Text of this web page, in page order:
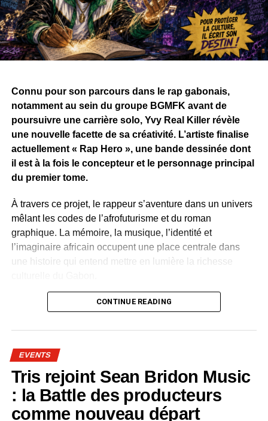
Connu pour son parcours dans le rap gabonais,
notamment au sein du groupe BGMFK avant de
poursuivre une carrière solo, Yvy Real Killer révèle
une nouvelle facette de sa créativité. L’artiste finalise
actuellement « Rap Hero », une bande dessinée dont
il est à la fois le concepteur et le personnage principal
du premier tome.
À travers ce projet, le rappeur s’aventure dans un univers
mêlant les codes de l’afrofuturisme et du roman
graphique. La mémoire, la musique, l’identité et
l’imaginaire africain occupent une place centrale dans
une histoire qui entend mettre en lumière la richesse
Plusieurs artistes gabonais apparaissent dans l’œuvre.
contemporain du pays. Rap, slam, danse, traditions
autant de visages de la créativité nationale.
Dans « Rap Hero », la culture devient une force positive.
Les mots, la musique et l’art possèdent le pouvoir de
préserver la mémoire collective, d’inspirer la jeunesse et
CONTINUE READING
EVENTS
Tris rejoint Sean Bridon Music
: la Battle des producteurs
comme nouveau départ